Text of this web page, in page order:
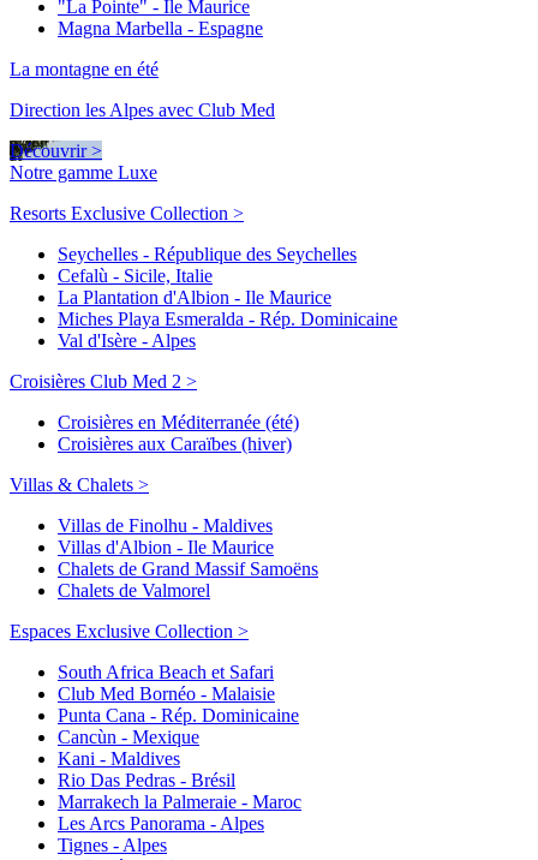
"La Pointe" - Ile Maurice
Magna Marbella - Espagne
La montagne en été
Direction les Alpes avec Club Med
Découvrir >
Notre gamme Luxe
Resorts Exclusive Collection >
Seychelles - République des Seychelles
Cefalù - Sicile, Italie
La Plantation d'Albion - Ile Maurice
Miches Playa Esmeralda - Rép. Dominicaine
Val d'Isère - Alpes
Croisières Club Med 2 >
Croisières en Méditerranée (été)
Croisières aux Caraïbes (hiver)
Villas & Chalets >
Villas de Finolhu - Maldives
Villas d'Albion - Ile Maurice
Chalets de Grand Massif Samoëns
Chalets de Valmorel
Espaces Exclusive Collection >
South Africa Beach et Safari
Club Med Bornéo - Malaisie
Punta Cana - Rép. Dominicaine
Cancùn - Mexique
Kani - Maldives
Rio Das Pedras - Brésil
Marrakech la Palmeraie - Maroc
Les Arcs Panorama - Alpes
Tignes - Alpes